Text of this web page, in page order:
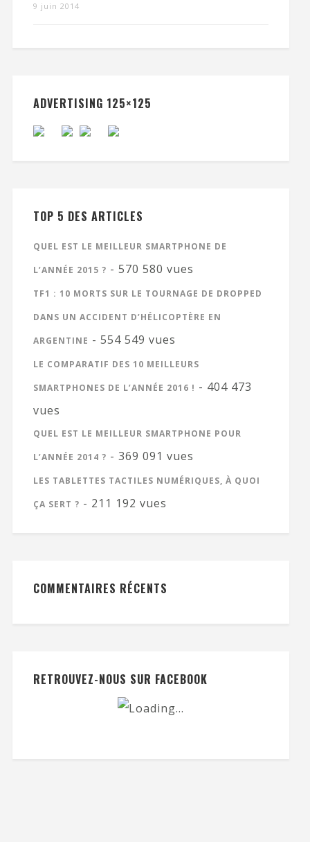
9 juin 2014
ADVERTISING 125×125
TOP 5 DES ARTICLES
QUEL EST LE MEILLEUR SMARTPHONE DE
L’ANNÉE 2015 ? - 570 580 vues
TF1 : 10 MORTS SUR LE TOURNAGE DE DROPPED
DANS UN ACCIDENT D’HÉLICOPTÈRE EN
ARGENTINE - 554 549 vues
LE COMPARATIF DES 10 MEILLEURS
SMARTPHONES DE L’ANNÉE 2016 ! - 404 473
vues
QUEL EST LE MEILLEUR SMARTPHONE POUR
L’ANNÉE 2014 ? - 369 091 vues
LES TABLETTES TACTILES NUMÉRIQUES, À QUOI
ÇA SERT ? - 211 192 vues
COMMENTAIRES RÉCENTS
RETROUVEZ-NOUS SUR FACEBOOK